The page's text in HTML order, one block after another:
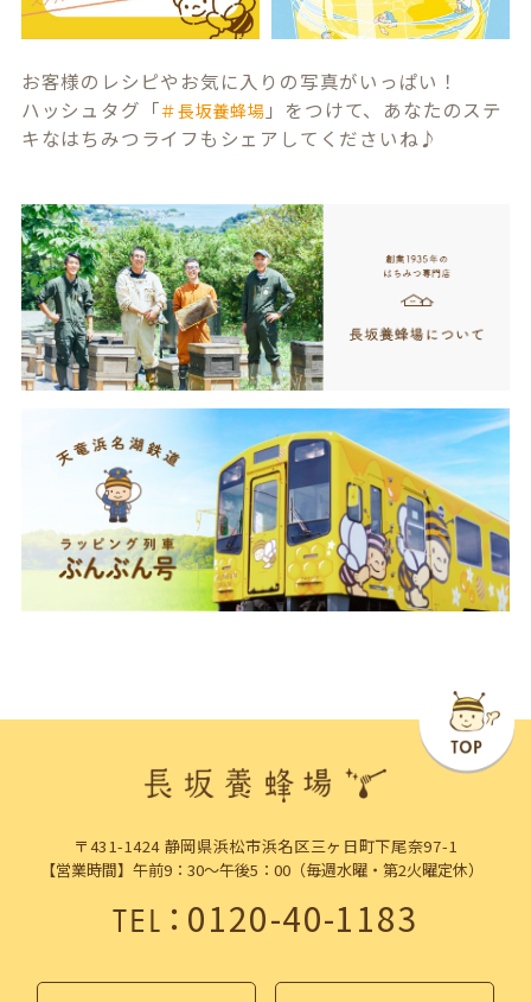
お客様のレシピやお気に入りの写真がいっぱい！
ハッシュタグ「＃長坂養蜂場 」をつけて、あなたのステ
キなはちみつライフもシェアしてくださいね♪
〒431-1424 静岡県浜松市浜名区三ヶ日町下尾奈97-1
【営業時間】午前9：30～午後5：00（毎週水曜・第2火曜定休）
TEL：0120-40-1183